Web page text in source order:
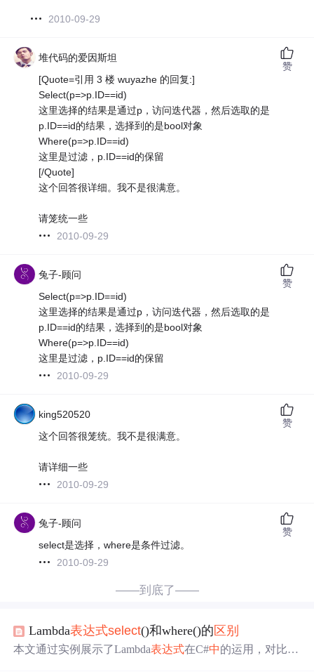
2010-09-29
堆代码的爱因斯坦
[Quote=引用 3 楼 wuyazhe 的回复:]
Select(p=>p.ID==id)
这里选择的结果是通过p，访问迭代器，然后选取的是
p.ID==id的结果，选择到的是bool对象
Where(p=>p.ID==id)
这里是过滤，p.ID==id的保留
[/Quote]
这个回答很详细。我不是很满意。
请笼统一些
2010-09-29
赞
兔子-顾问
Select(p=>p.ID==id)
这里选择的结果是通过p，访问迭代器，然后选取的是
p.ID==id的结果，选择到的是bool对象
Where(p=>p.ID==id)
这里是过滤，p.ID==id的保留
2010-09-29
赞
king520520
这个回答很笼统。我不是很满意。
请详细一些
2010-09-29
赞
兔子-顾问
select是选择，where是条件过滤。
2010-09-29
赞
——到底了——
Lambda表达式select()和where()的 区别
本文通过实例展示了Lambda表达式在C#中的运用，对比了